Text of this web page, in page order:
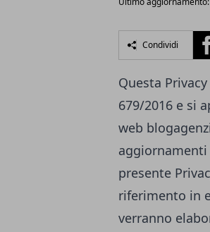
Condividi
Questa
679/2016 e si
web
presente
riferimento in
verranno